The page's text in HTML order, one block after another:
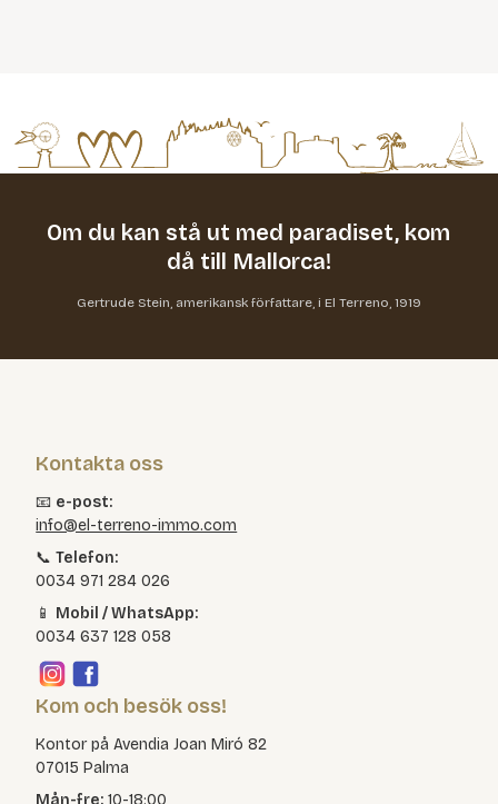
Om du kan stå ut med paradiset, kom
då till Mallorca!
Gertrude Stein, amerikansk författare, i El Terreno, 1919
Kontakta oss
📧 e-post:
info@el-terreno-immo.com
📞Telefon:
0034 971 284 026
📱 Mobil / WhatsApp:
0034 637 128 058
Kom och besök oss!
Kontor på Avendia Joan Miró 82
07015 Palma
Mån-fre: 10-18:00